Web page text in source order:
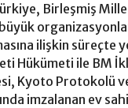
Birleşmiş
ilişkin süreçte
Hükümeti ile BM
Kyoto Protokolü
imzalanan ev